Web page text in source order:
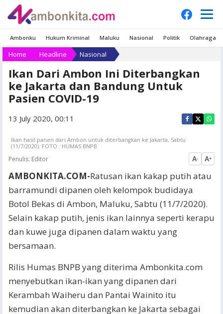
Ambonku Hukum Kriminal Maluku Nasional Politik Olahraga
Home Headline Nasional
Ikan Dari Ambon Ini Diterbangkan
ke Jakarta dan Bandung Untuk
Pasien COVID-19
13 July 2020, 00:11
Ikan hasil panen dari Ambon untuk diterbangkan ke Jakarta, Sabtu
(11/7/2020). FOTO : HUMAS BNPB
Penulis: Editor A- A+
AMBONKITA.COM-Ratusan ikan kakap putih atau
barramundi dipanen oleh kelompok budidaya
Botol Bekas di Ambon, Maluku, Sabtu (11/7/2020).
Selain kakap putih, jenis ikan lainnya seperti kerapu
dan kuwe juga dipanen dalam waktu yang
bersamaan.
Rilis Humas BNPB yang diterima Ambonkita.com
menyebutkan ikan-ikan yang dipanen dari
Kerambah Waiheru dan Pantai Wainito itu
kemudian akan diterbangkan ke Jakarta sebagai